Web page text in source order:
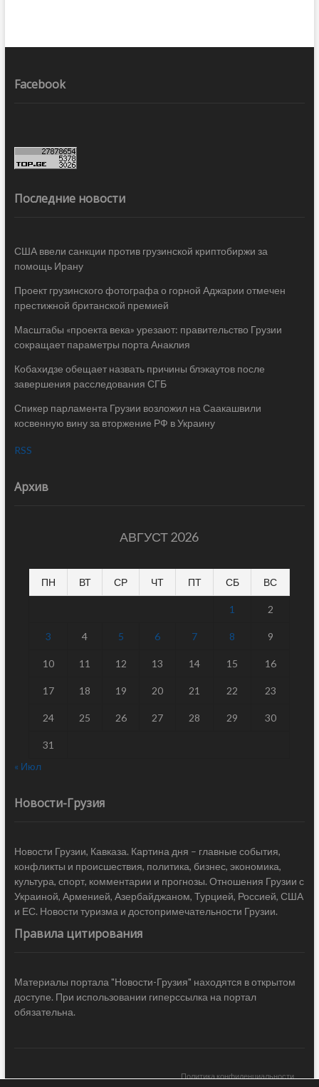
Facebook
Последние новости
США ввели санкции против грузинской криптобиржи за
помощь Ирану
Проект грузинского фотографа о горной Аджарии отмечен
престижной британской премией
Масштабы «проекта века» урезают: правительство Грузии
сокращает параметры порта Анаклия
Кобахидзе обещает назвать причины блэкаутов после
завершения расследования СГБ
Спикер парламента Грузии возложил на Саакашвили
косвенную вину за вторжение РФ в Украину
RSS
Архив
АВГУСТ 2026
ПН ВТ СР ЧТ ПТ СБ ВС
1 2
3 4 5 6 7 8 9
10 11 12 13 14 15 16
17 18 19 20 21 22 23
24 25 26 27 28 29 30
31
« Июл
Новости-Грузия
Новости Грузии, Кавказа. Картина дня – главные события,
конфликты и происшествия, политика, бизнес, экономика,
культура, спорт, комментарии и прогнозы. Отношения Грузии с
Украиной, Арменией, Азербайджаном, Турцией, Россией, США
и ЕС. Новости туризма и достопримечательности Грузии.
Правила цитирования
Материалы портала "Новости-Грузия" находятся в открытом
доступе. При использовании гиперссылка на портал
обязательна.
Политика конфиденциальности